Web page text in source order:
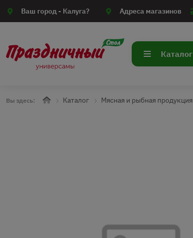
Ваш город - Калуга? Адреса магазинов
Каталог
Вы здесь: Каталог Мясная и рыбная продукция